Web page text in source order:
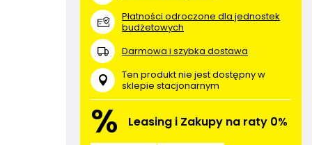
Płatności odroczone dla jednostek
budżetowych
Darmowa i szybka dostawa
Ten produkt nie jest dostępny w
sklepie stacjonarnym
% Leasing i Zakupy na raty 0%